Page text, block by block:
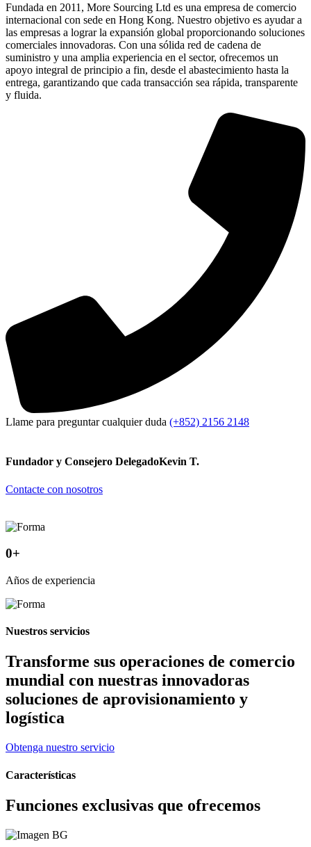
Fundada en 2011, More Sourcing Ltd es una empresa de comercio
internacional con sede en Hong Kong. Nuestro objetivo es ayudar a
las empresas a lograr la expansión global proporcionando soluciones
comerciales innovadoras. Con una sólida red de cadena de
suministro y una amplia experiencia en el sector, ofrecemos un
apoyo integral de principio a fin, desde el abastecimiento hasta la
entrega, garantizando que cada transacción sea rápida, transparente
y fluida.
Llame para preguntar cualquier duda (+852) 2156 2148
Fundador y Consejero DelegadoKevin T.
Contacte con nosotros
0+
Años de experiencia
Nuestros servicios
Transforme sus operaciones de comercio
mundial con nuestras innovadoras
soluciones de aprovisionamiento y
logística
Obtenga nuestro servicio
Características
Funciones exclusivas que ofrecemos